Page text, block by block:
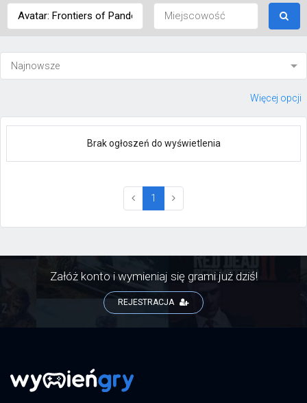
Więcej opcji
Brak ogłoszeń do wyświetlenia
1 (current)
Załóż konto i wymieniaj się grami już dziś!
REJESTRACJA